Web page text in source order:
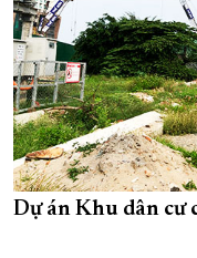
Dự án Khu dân cư